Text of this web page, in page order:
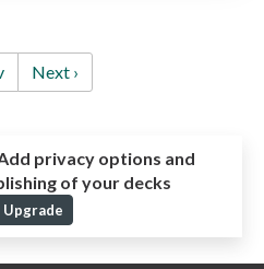
Next ›
privacy options and
of your decks
Upgrade